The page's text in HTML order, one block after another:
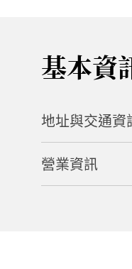
基本資
地址與交通資
地址
營業資訊